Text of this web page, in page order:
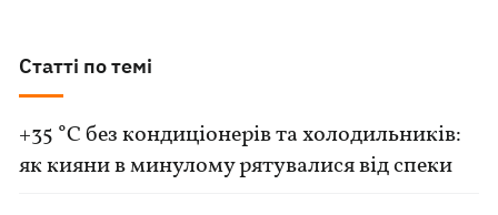
Статті по темі
+35 °C без кондиціонерів та холодильників:
як кияни в минулому рятувалися від спеки